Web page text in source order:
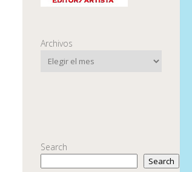
Archivos
Search
Search